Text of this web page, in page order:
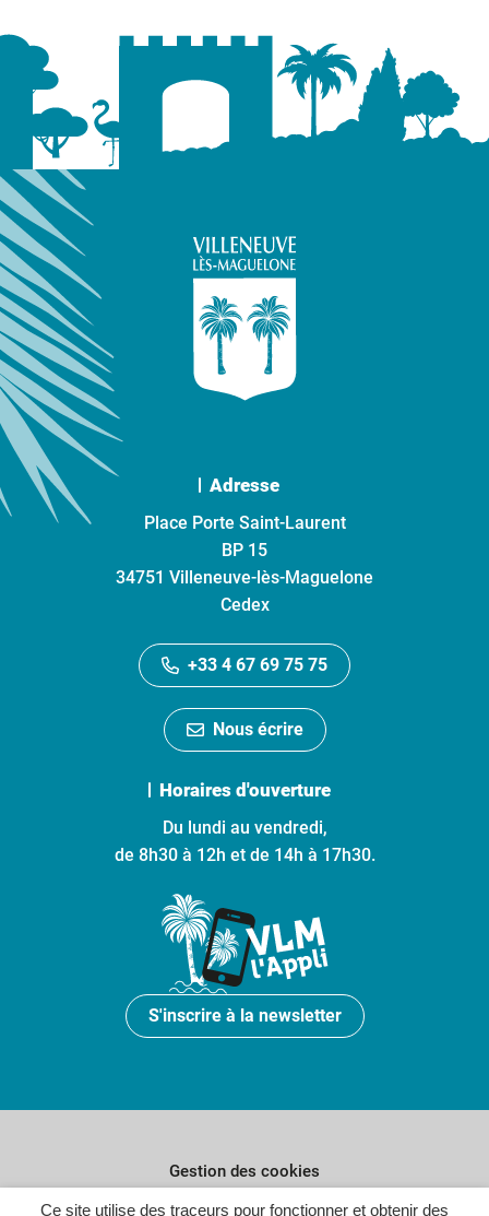
Ce site utilise des traceurs pour fonctionner et obtenir des
Adresse
Place Porte Saint-Laurent
BP 15
34751 Villeneuve-lès-Maguelone
Cedex
+33 4 67 69 75 75
Nous écrire
Horaires d'ouverture
Du lundi au vendredi,
de 8h30 à 12h et de 14h à 17h30.
S'inscrire à la newsletter
Gestion des cookies
Plan du site